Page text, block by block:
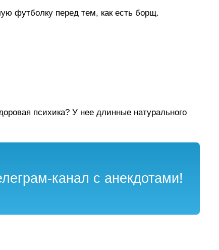
футболку перед тем, как есть борщ.
психика? У нее длинные натурального
канал с анекдотами!